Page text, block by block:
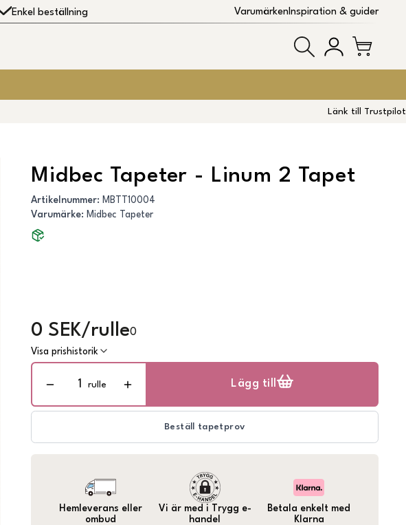
Enkel beställning VarumärkenInspiration & guider
Länk till Trustpilot
Midbec Tapeter - Linum 2 Tapet
Artikelnummer: MBTT10004
Varumärke: Midbec Tapeter
0 SEK/rulle0
Visa prishistorik
rulle Lägg till
Beställ tapetprov
Hemleverans eller
ombud
Vi är med i Trygg e-
handel
Betala enkelt med
Klarna